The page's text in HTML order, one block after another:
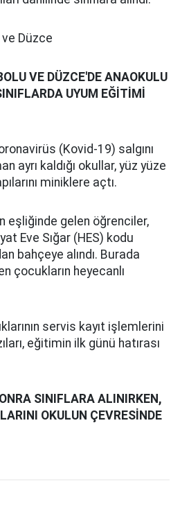
Düzce
VE DÜZCE'DE ANAOKULU
UYUM EĞİTİMİ
(Kovid-19) salgını
ayrı kaldığı okullar, yüz yüze
miniklere açtı.
eşliğinde gelen öğrenciler,
Eve Sığar (HES) kodu
bahçeye alındı. Burada
çocukların heyecanlı
servis kayıt işlemlerini
eğitimin ilk günü hatırası
SINIFLARA ALINIRKEN,
OKULUN ÇEVRESİNDE